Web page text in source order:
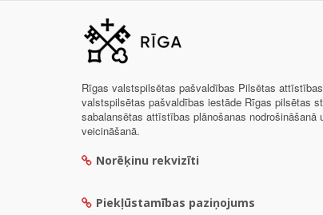
Rīgas valstspilsētas pašvaldības Pilsētas
valstspilsētas pašvaldības iestāde Rīgas pilsētas
sabalansētas attīstības plānošanas
veicināšanā.
Norēķinu rekvizīti
Piekļūstamības paziņojums